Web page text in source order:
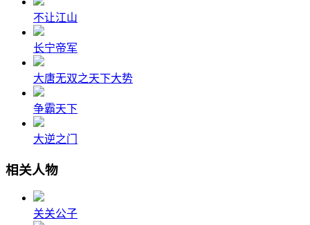
不让江山
长宁帝军
大唐无双之天下大势
争霸天下
大逆之门
相关人物
关关公子